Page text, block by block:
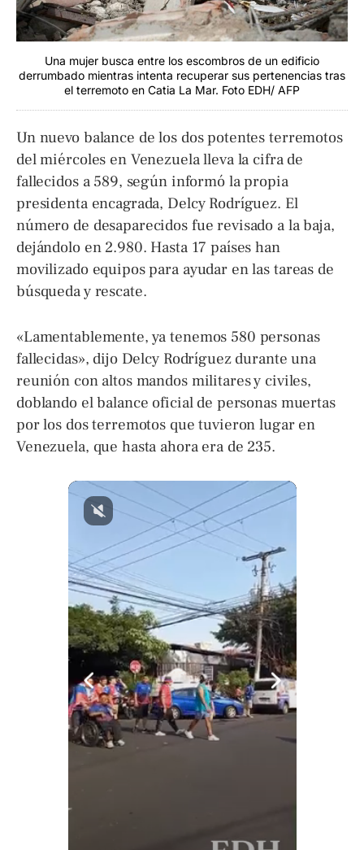
Una mujer busca entre los escombros de un edificio
derrumbado mientras intenta recuperar sus pertenencias tras
el terremoto en Catia La Mar. Foto EDH/ AFP
Un nuevo balance de los dos potentes terremotos
del miércoles en Venezuela lleva la cifra de
fallecidos a 589, según informó la propia
presidenta encagrada, Delcy Rodríguez. El
número de desaparecidos fue revisado a la baja,
dejándolo en 2.980. Hasta 17 países han
movilizado equipos para ayudar en las tareas de
búsqueda y rescate.
«Lamentablemente, ya tenemos 580 personas
fallecidas», dijo Delcy Rodríguez durante una
reunión con altos mandos militares y civiles,
doblando el balance oficial de personas muertas
por los dos terremotos que tuvieron lugar en
Venezuela, que hasta ahora era de 235.